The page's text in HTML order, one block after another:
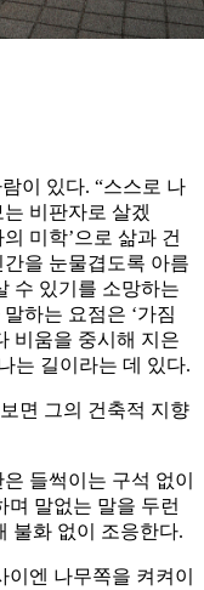
이 있다. “스스로 나
비판자로 살겠
미학’으로 삶과 건
을 눈물겹도록 아름
수 있기를 소망하는
하는 요점은 ‘가짐
비움을 중시해 지은
는 길이라는 데 있다.
면 그의 건축적 지향
들썩이는 구석 없이
며 말없는 말을 두런
불화 없이 조응한다.
엔 나무쪽을 켜켜이